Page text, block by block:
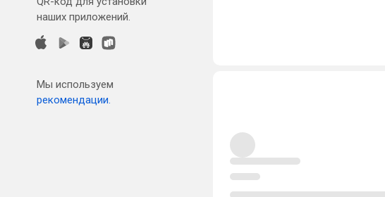
наших приложений.
Мы используем
рекомендации.